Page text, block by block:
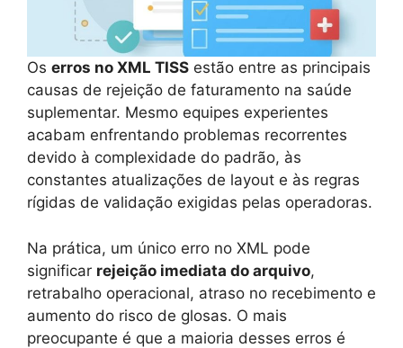
Os erros no XML TISS estão entre as principais
causas de rejeição de faturamento na saúde
suplementar. Mesmo equipes experientes
acabam enfrentando problemas recorrentes
devido à complexidade do padrão, às
constantes atualizações de layout e às regras
rígidas de validação exigidas pelas operadoras.
Na prática, um único erro no XML pode
significar rejeição imediata do arquivo,
retrabalho operacional, atraso no recebimento e
aumento do risco de glosas. O mais
preocupante é que a maioria desses erros é